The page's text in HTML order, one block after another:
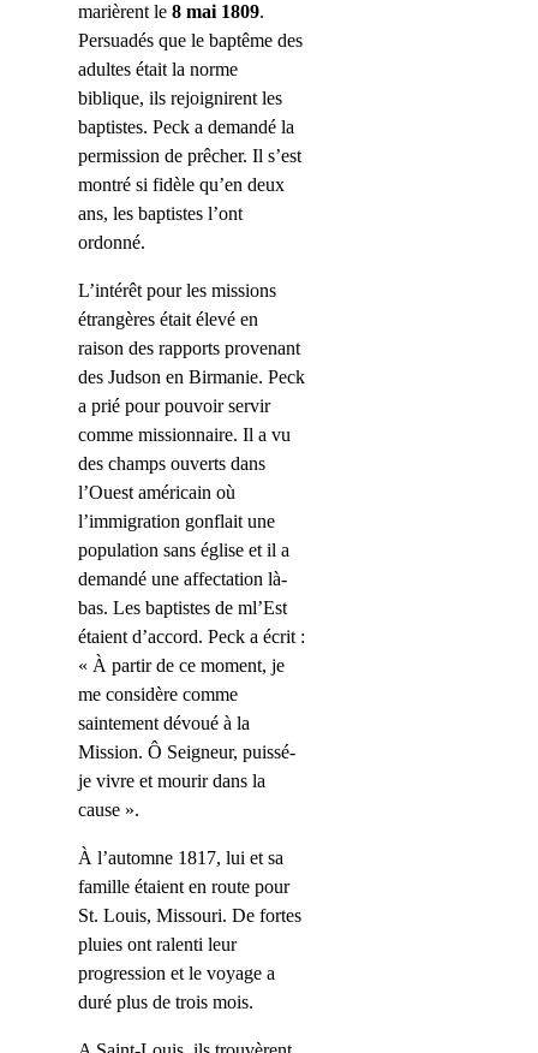
marièrent le 8 mai1809.
Persuadés que le baptême des
adultes était la norme
biblique, ils rejoignirent les
baptistes. Peck a demandé la
permission de prêcher. Il s’est
montré si fidèle qu’en deux
ans, les baptistes l’ont
ordonné.
L’intérêt pour les missions
étrangères était élevé en
raison des rapports provenant
des Judson en Birmanie. Peck
a prié pour pouvoir servir
comme missionnaire. Il a vu
des champs ouverts dans
l’Ouest américain où
l’immigration gonflait une
population sans église et il a
demandé une affectation là-
bas. Les baptistes de ml’Est
étaient d’accord. Peck a écrit :
« À partir de ce moment, je
me considère comme
saintement dévoué à la
Mission. Ô Seigneur, puissé-
je vivre et mourir dans la
cause ».
À l’automne 1817, lui et sa
famille étaient en route pour
St. Louis, Missouri. De fortes
pluies ont ralenti leur
progression et le voyage a
duré plus de trois mois.